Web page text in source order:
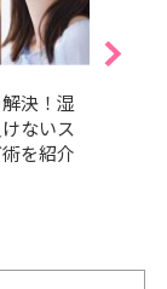
決！湿
ないス
を紹介